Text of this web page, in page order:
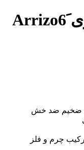
قاب ریموت جدید فلزی َArrizo6
ضخیم ضد خش
چرم و فلز